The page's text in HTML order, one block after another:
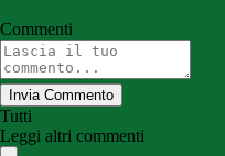
Commenti
Invia Commento
Tutti
Leggi altri commenti